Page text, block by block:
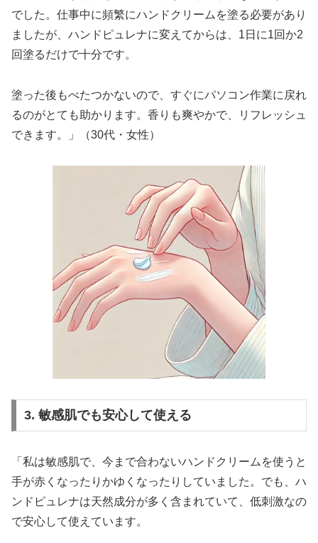
でした。仕事中に頻繁にハンドクリームを塗る必要があり
ましたが、ハンドピュレナに変えてからは、1日に1回か2
回塗るだけで十分です。
塗った後もべたつかないので、すぐにパソコン作業に戻れ
るのがとても助かります。香りも爽やかで、リフレッシュ
できます。」（30代・女性）
3. 敏感肌でも安心して使える
「私は敏感肌で、今まで合わないハンドクリームを使うと
手が赤くなったりかゆくなったりしていました。でも、ハ
ンドピュレナは天然成分が多く含まれていて、低刺激なの
で安心して使えています。